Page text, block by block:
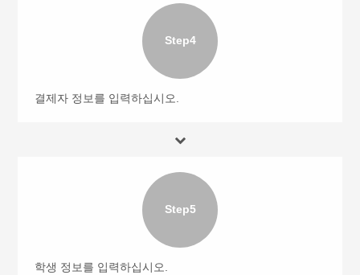
Step4
결제자 정보를 입력하십시오.
Step5
학생 정보를 입력하십시오.